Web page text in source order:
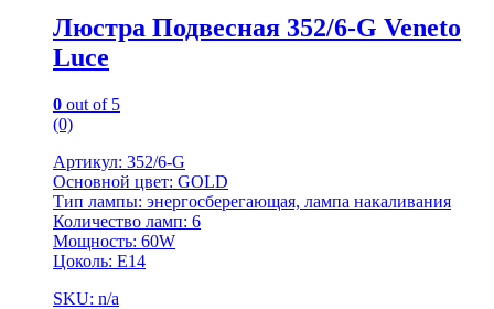
Люстра Подвесная 352/6-G Veneto
Luce
0 out of 5
(0)
Артикул: 352/6-G
Основной цвет: GOLD
Тип лампы: энергосберегающая, лампа накаливания
Количество ламп: 6
Мощность: 60W
Цоколь: Е14
SKU: n/a